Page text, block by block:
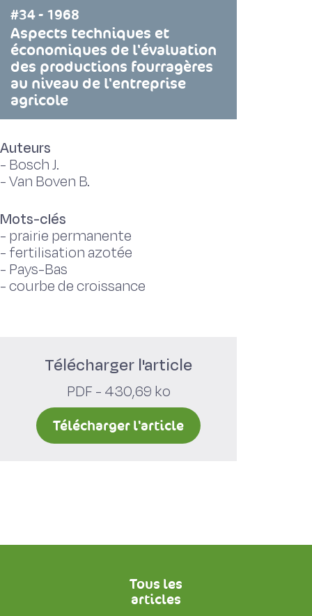
#34 - 1968
Aspects techniques et
économiques de l'évaluation
des productions fourragères
au niveau de l'entreprise
agricole
Auteurs
- Bosch J.
-Van Boven B.
Mots-clés
- prairie permanente
- fertilisation azotée
- Pays-Bas
-courbe de croissance
Télécharger l'article
PDF - 430,69 ko
Télécharger l'article
Tous les
articles